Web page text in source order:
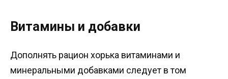
Витамины и добавки
Дополнять рацион хорька витаминами и
минеральными добавками следует в том